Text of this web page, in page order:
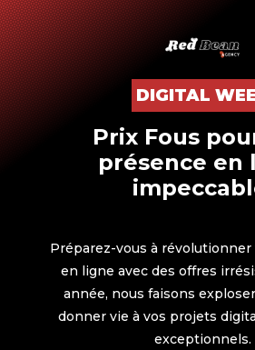
DIGITAL
Prix Fous
présence en
Préparez-vous à
en ligne avec des offres
année, nous faisons
donner vie à vos projets
exceptionnels.